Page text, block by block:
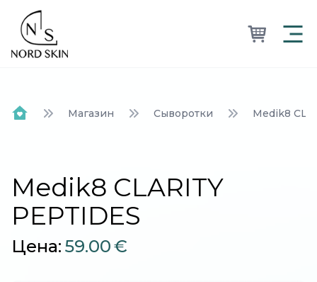
Nordskin
Магазин Сыворотки Medik8
Medik8 CLARITY
PEPTIDES
Цена: 59.00€